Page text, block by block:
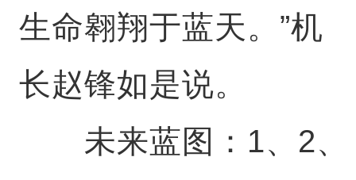
生命翱翔于蓝天。”机
长赵锋如是说。
未来蓝图：1、2、